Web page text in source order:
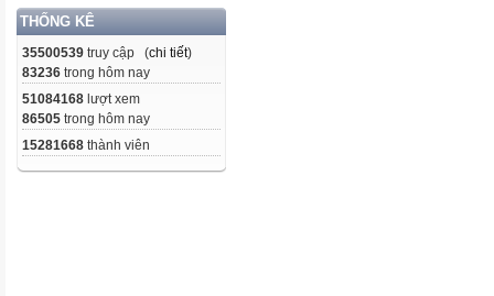
THỐNG KÊ
35500539 truy cập (chi tiết)
83236 trong hôm nay
51084168 lượt xem
86505 trong hôm nay
15281668 thành viên